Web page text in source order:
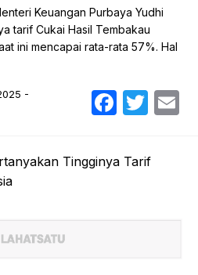
Keuangan Purbaya Yudhi
tarif Cukai Hasil Tembakau
ini mencapai rata-rata 57%. Hal
-